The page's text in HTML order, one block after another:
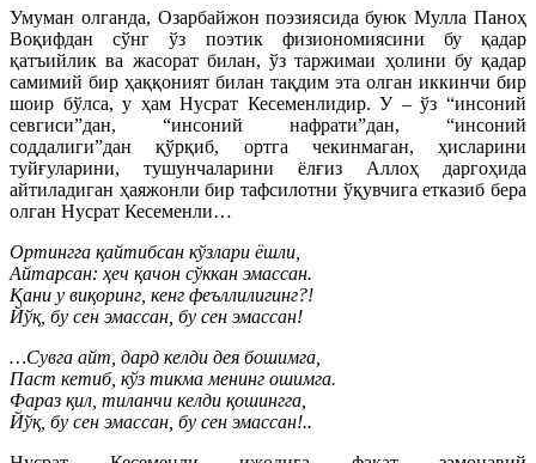
Умуман олганда, Озарбайжон поэзиясида буюк Мулла Паноҳ
Воқифдан сўнг ўз поэтик физиономиясини бу қадар
қатъийлик ва жасорат билан, ўз таржимаи ҳолини бу қадар
самимий бир ҳаққоният билан тақдим эта олган иккинчи бир
шоир бўлса, у ҳам Нусрат Кесеменлидир. У – ўз “инсоний
севгиси”дан, “инсоний нафрати”дан, “инсоний
соддалиги”дан қўрқиб, ортга чекинмаган, ҳисларини
туйғуларини, тушунчаларини ёлғиз Аллоҳ даргоҳида
айтиладиган ҳаяжонли бир тафсилотни ўқувчига етказиб бера
олган Нусрат Кесеменли…
Ортингга қайтибсан кўзлари ёшли,
Айтарсан: ҳеч қачон сўккан эмассан.
Қани у виқоринг, кенг феъллилигинг?!
Йўқ, бу сен эмассан, бу сен эмассан!
…Сувга айт, дард келди дея бошимга,
Паст кетиб, кўз тикма менинг ошимга.
Фараз қил, тиланчи келди қошингга,
Йўқ, бу сен эмассан, бу сен эмассан!..